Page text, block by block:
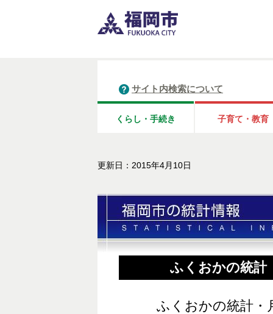
サイト内検索について
くらし・手続き 子育て・教育
更新日：2015年4月10日
ふくおかの統
ふくおかの統計